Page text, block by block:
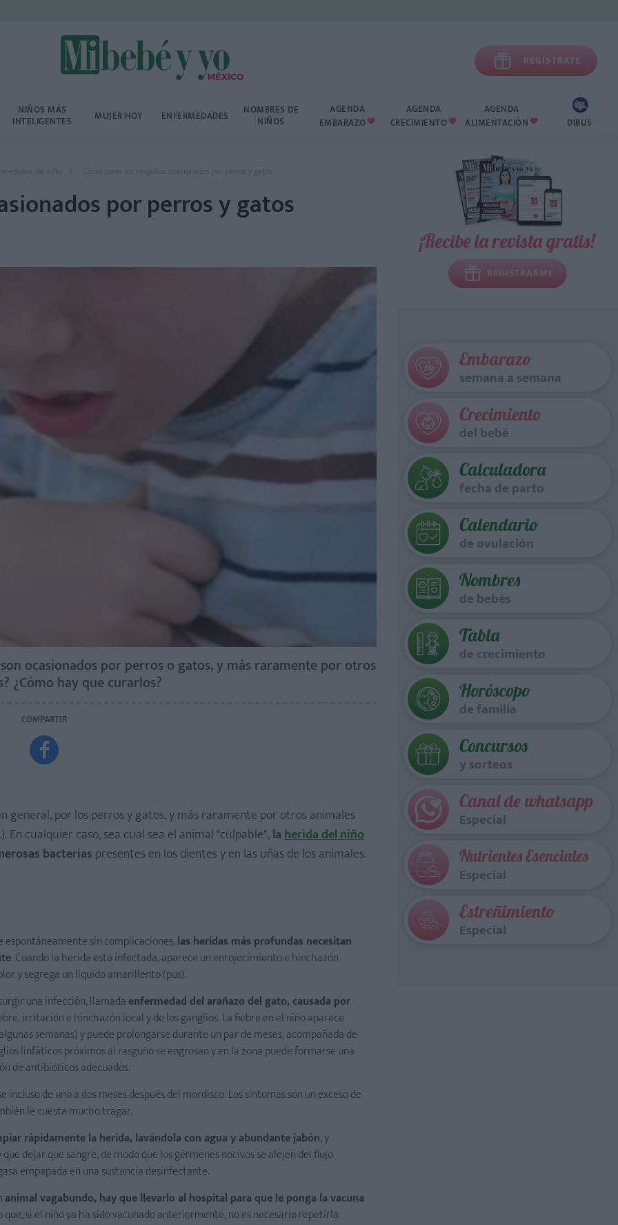
 REGÍSTRATE
NIÑOS MÁS
INTELIGENTES MUJER HOY ENFERMEDADES NOMBRES DE
NIÑOS
AGENDA
EMBARAZO 
AGENDA
CRECIMIENTO 
AGENDA
ALIMENTACIÓN  DIBUS
del niño Cómo curar los rasguños ocasionados por perros y gatos
por perros y gatos
ocasionados por perros o gatos, y más raramente por otros
¿Cómo hay que curarlos?
COMPARTIR

general, por los perros y gatos, y más raramente por otros animales
cualquier caso, sea cual sea el animal "culpable",laherida del niño
bacterias presentes en los dientes y en las uñas de los animales.
espontáneamente sin complicaciones,las heridas más profundas necesitan
. Cuando la herida está infectada, aparece un enrojecimiento e hinchazón
y segrega un líquido amarillento (pus).
una infección, llamadaenfermedad del arañazo del gato, causada por
irritación e hinchazón local y de los ganglios. La fiebre en el niño aparece
semanas) y puede prolongarse durante un par de meses, acompañada de
linfáticos próximos al rasguño se engrosan y en la zona puede formarse una
de antibióticos adecuados.
de uno a dos meses después del mordisco. Los síntomas son un exceso de
le cuesta mucho tragar.
rápidamente la herida, lavándola con agua y abundante jabón, y
dejar que sangre, de modo que los gérmenes nocivos se alejen del flujo
empapada en una sustancia desinfectante.
animal vagabundo, hay que llevarlo al hospital para que le ponga la vacuna
que, si el niño ya ha sido vacunado anteriormente, no es necesario repetirla.
¡Recibe la revista gratis!
REGISTRARME
Embarazo
semana a semana
Crecimiento
del bebé
Calculadora
fecha de parto
Calendario
de ovulación
Nombres
de bebés
Tabla
de crecimiento
Horóscopo
de familia
Concursos
y sorteos
Canal de whatsapp
Especial
Nutrientes Esenciales
Especial
Estreñimiento
Especial